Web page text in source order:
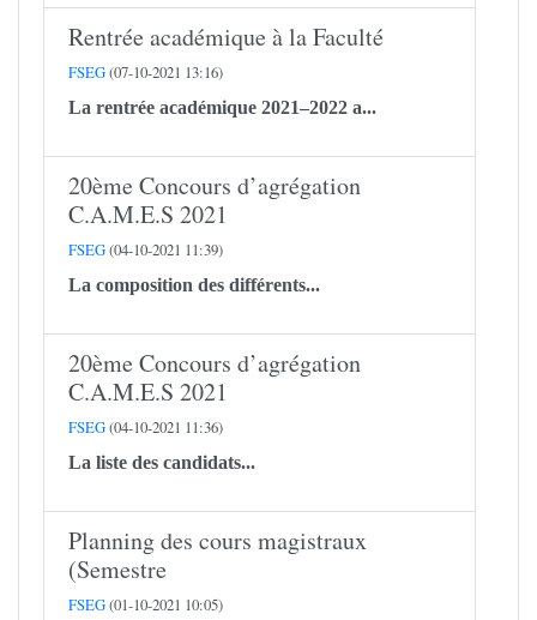
Rentrée académique à la Faculté
FSEG(07-10-2021 13:16)
La rentrée académique 2021–2022 a...
20ème Concours d’agrégation
C.A.M.E.S 2021
FSEG(04-10-2021 11:39)
La composition des différents...
20ème Concours d’agrégation
C.A.M.E.S 2021
FSEG(04-10-2021 11:36)
La liste des candidats...
Planning des cours magistraux
(Semestre
FSEG(01-10-2021 10:05)